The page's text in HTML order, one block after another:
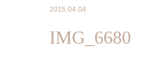
2015.04.04
IMG_6680